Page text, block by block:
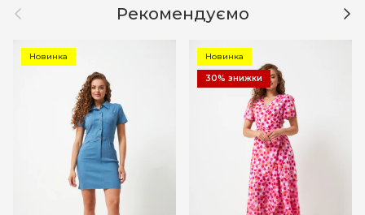
Назад Рекомендуємо
Новинка Новинка
30% знижки